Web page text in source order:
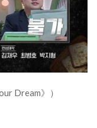
Dream》）